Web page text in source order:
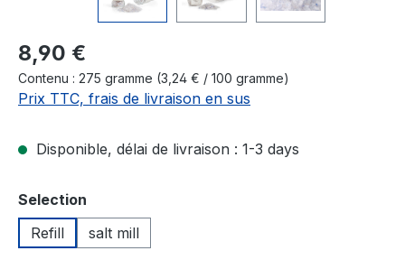
Prix régulier :
8,90 €
Contenu : 275 gramme (3,24 € / 100 gramme)
Prix TTC, frais de livraison en sus
Disponible, délai de livraison : 1-3 days
Sélectionnez
Selection
Refill
salt mill